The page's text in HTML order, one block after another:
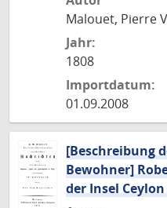
Malouet, Pierre
Jahr:
1808
Importdatum:
01.09.2008
[Beschreibung
Bewohner]
der Insel